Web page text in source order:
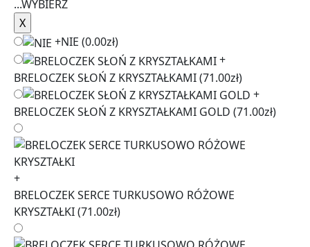
...WYBIERZ
+NIE (0.00zł)
+
BRELOCZEK SŁOŃ Z KRYSZTAŁKAMI(71.00zł)
+
BRELOCZEK SŁOŃ Z KRYSZTAŁKAMI GOLD (71.00zł)
+
BRELOCZEK SERCE TURKUSOWO RÓŻOWE
KRYSZTAŁKI(71.00zł)